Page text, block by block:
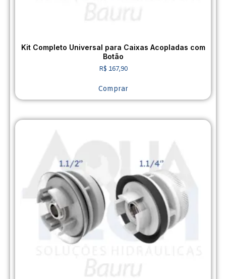
Kit Completo Universal para Caixas Acopladas com
Botão
R$ 167,90
Comprar